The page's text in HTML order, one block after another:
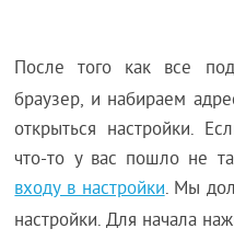
После того как все
браузер, и набираем
открыться настройки.
что-то у вас пошло не
входу в настройки. Мы
настройки. Для начала